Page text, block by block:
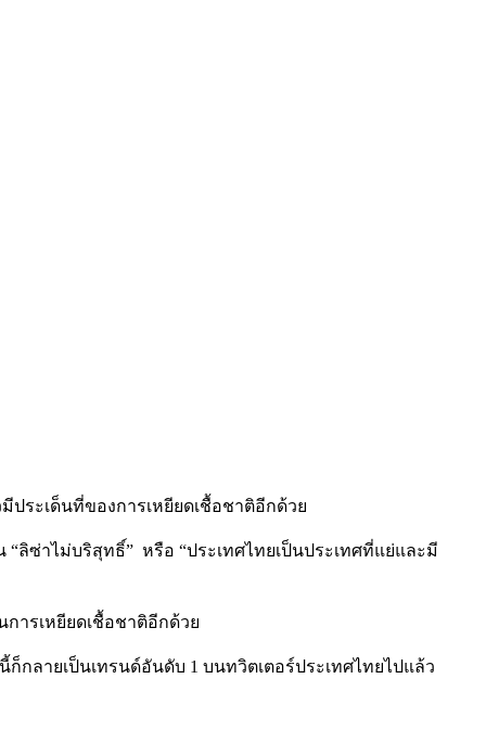
ระเด็นที่ของการเหยียดเชื้อชาติอีกด้วย
ลิซ่าไม่บริสุทธิ์” หรือ “ประเทศไทยเป็นประเทศที่แย่และมี
ารเหยียดเชื้อชาติอีกด้วย
กลายเป็นเทรนด์อันดับ 1 บนทวิตเตอร์ประเทศไทยไปแล้ว